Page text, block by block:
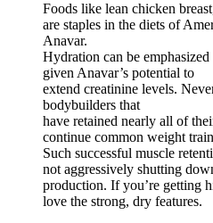
Foods like lean chicken
are staples in the diets of
Anavar.
Hydration can be
given Anavar’s potential to
extend creatinine levels.
bodybuilders that
have retained nearly all of
continue common weight
Such successful muscle
not aggressively shutting
production. If you’re getting
love the strong, dry features.